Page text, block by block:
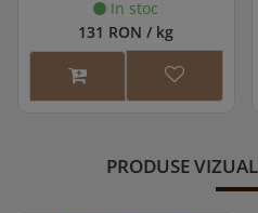
In stoc
131 RON / kg
PRODUSE